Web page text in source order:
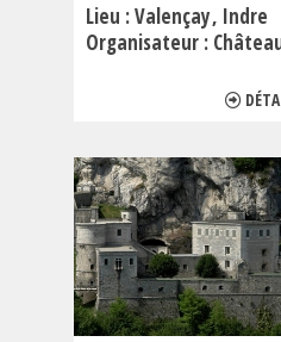
Lieu :Valençay Indre
Organisateur :